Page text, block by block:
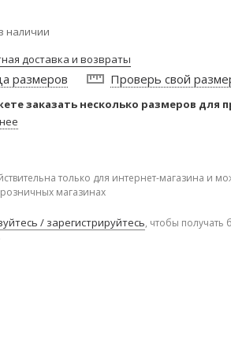
наличии
доставка и возвраты
размеров Проверь свой
заказать несколько размеров для
только для интернет-магазина и
розничных магазинах
/ зарегистрируйтесь, чтобы получать